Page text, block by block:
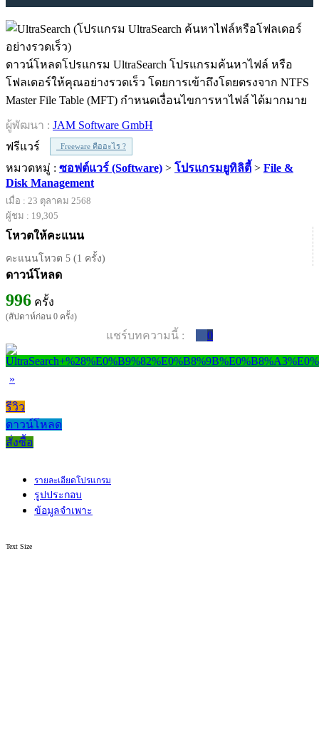
ดาวน์โหลดโปรแกรม UltraSearch โปรแกรมค้นหาไฟล์ หรือ
โฟลเดอร์ให้คุณอย่างรวดเร็ว โดยการเข้าถึงโดยตรงจาก NTFS
Master File Table (MFT) กำหนดเงื่อนไขการหาไฟล์ ได้มากมาย
ผู้พัฒนา : JAM Software GmbH
ฟรีแวร์
Freeware คืออะไร ?
หมวดหมู่ : ซอฟต์แวร์ (Software) > โปรแกรมยูทิลิตี้ > File &
Disk Management
เมื่อ : 23 ตุลาคม 2568
ผู้ชม : 19,305
โหวตให้คะแนน
คะแนนโหวต 5 (1 ครั้ง)
ดาวน์โหลด
996 ครั้ง
(สัปดาห์ก่อน 0 ครั้ง)
แชร์บทความนี้ : 0
»
รีวิว
ดาวน์โหลด
สั่งซื้อ
รายละเอียดโปรแกรม
รูปประกอบ
ข้อมูลจำเพาะ
Text Size